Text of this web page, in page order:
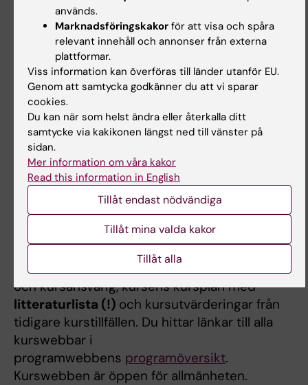
vad som väntar under din kommande tid hos
oss! Vårt tips är att du sparar
programwebbens startsidasom en favorit i
din webbläsare - vi vet att den tyvärr annars
ofta är lite svår att hitta till!
Programmet består utav ett antal kurser som
du ska läsa i en viss ordning. För varje kurs
finns en
som styr vad kursen
innehåller och anger vilka mål som du kommer
att examineras mot och hur. Sist i kursplanen
hittar du en lista över all litteratur på kursen.
Gör det till en vana att alltid läsa kursplanen
inför varje ny kurs! För varje kurs finns
enkurswebb/ kurshemsida där du bland
annat hittar kontaktuppgifter till examinator
och kursansvarig, kursens kursplan med
litteraturlista (!) och kursutvärderingar från
tidigare kurstillfällen. Du hittar länkar till alla
kurswebbar i
programwebbens programöversikt.
Kurswebben är öppen för allmänheten.
används.
Marknadsföringskakor för att visa och spåra
relevant innehåll och annonser från externa
plattformar.
Viss information kan överföras till länder utanför EU.
Genom att samtycka godkänner du att vi sparar
cookies.
Du kan när som helst ändra eller återkalla ditt
samtycke via kakikonen längst ned till vänster på
sidan.
Mer information om våra kakor
Read this information in English
Tillåt endast nödvändiga
Tillåt mina valda kakor
Tillåt alla